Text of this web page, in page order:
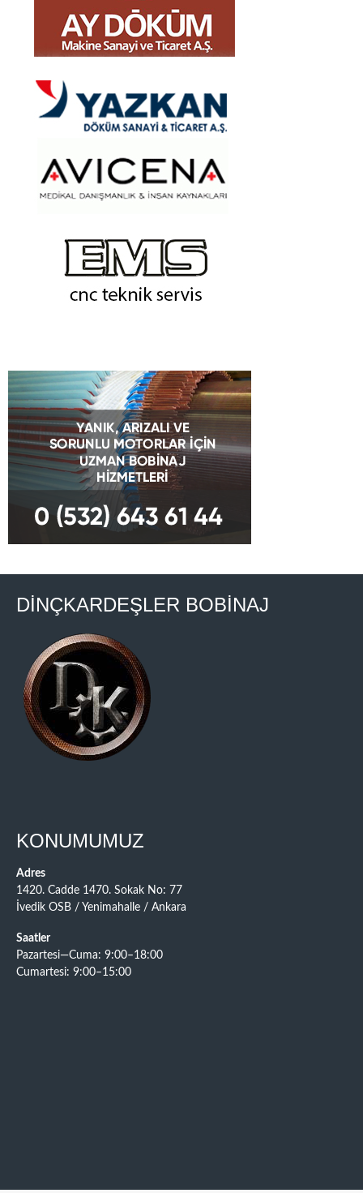
DİNÇKARDEŞLER BOBİNAJ
KONUMUMUZ
Adres
1420. Cadde 1470. Sokak No: 77
İvedik OSB / Yenimahalle / Ankara
Saatler
Pazartesi—Cuma: 9:00–18:00
Cumartesi: 9:00–15:00